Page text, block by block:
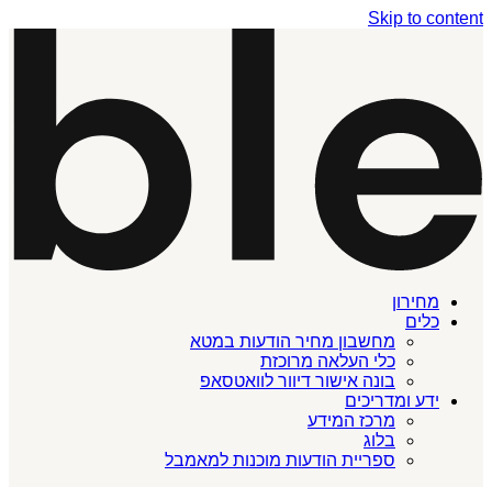
Skip to content
מחירון
כלים
מחשבון מחיר הודעות במטא
כלי העלאה מרוכזת
בונה אישור דיוור לוואטסאפ
ידע ומדריכים
מרכז המידע
בלוג
ספריית הודעות מוכנות למאמבל